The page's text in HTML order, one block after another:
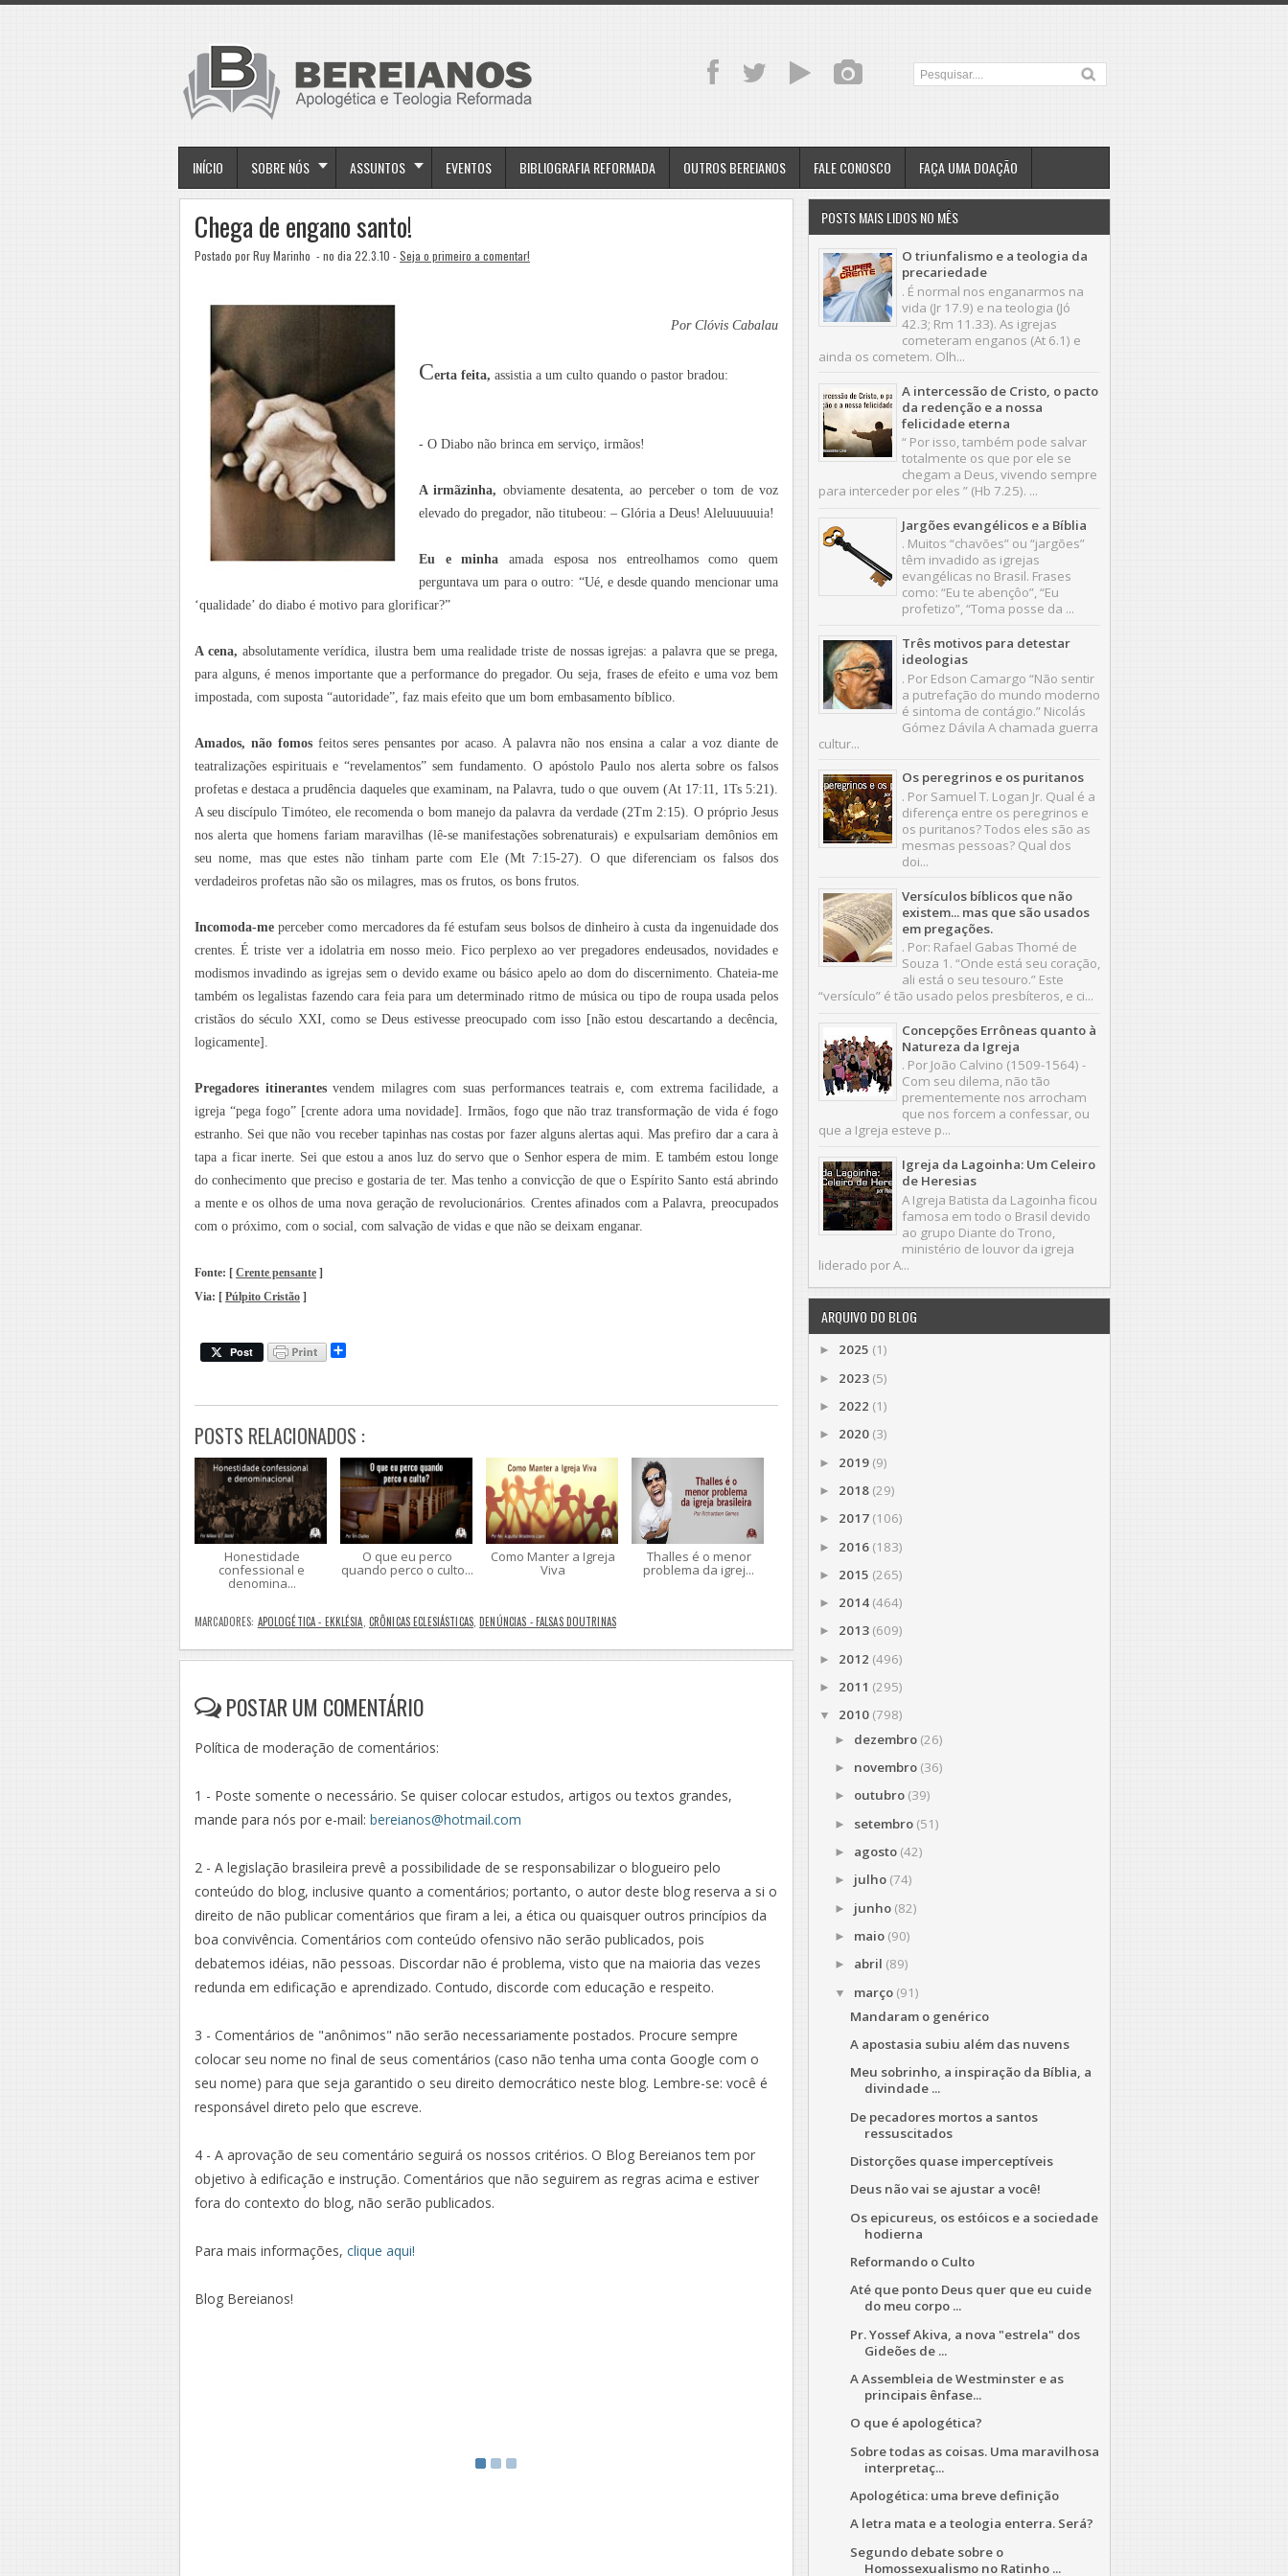
INÍCIO SOBRE NÓS ASSUNTOS EVENTOS BIBLIOGRAFIA REFORMADA OUTROS BEREIANOS FALE CONOSCO FAÇA UMA DOAÇÃO
Chega de engano santo!
Postado por Ruy Marinho - no dia 22.3.10 -Seja o primeiro a comentar!
Por Clóvis Cabalau
Certa feita, assistia a um culto quando o pastor bradou:
- O Diabo não brinca em serviço, irmãos!
A irmãzinha, obviamente desatenta, ao perceber o tom de voz
elevado do pregador, não titubeou: – Glória a Deus! Aleluuuuuia!
Eu e minha amada esposa nos entreolhamos como quem
perguntava um para o outro: “Ué, e desde quando mencionar uma
‘qualidade’ do diabo é motivo para glorificar?”
A cena, absolutamente verídica, ilustra bem uma realidade triste de nossas igrejas: a palavra que se prega,
para alguns, é menos importante que a performance do pregador. Ou seja, frases de efeito e uma voz bem
impostada, com suposta “autoridade”, faz mais efeito que um bom embasamento bíblico.
Amados, não fomosfeitos seres pensantes por acaso. A palavra não nos ensina a calar a voz diante de
teatralizações espirituais e “revelamentos” sem fundamento. O apóstolo Paulo nos alerta sobre os falsos
profetas e destaca a prudência daqueles que examinam, na Palavra, tudo o que ouvem (At 17:11, 1Ts 5:21).
A seu discípulo Timóteo, ele recomenda o bom manejo da palavra da verdade (2Tm 2:15). O próprio Jesus
nos alerta que homens fariam maravilhas (lê-se manifestações sobrenaturais) e expulsariam demônios em
seu nome, mas que estes não tinham parte com Ele (Mt 7:15-27). O que diferenciam os falsos dos
verdadeiros profetas não são os milagres, mas os frutos, os bons frutos.
Incomoda-me perceber como mercadores da fé estufam seus bolsos de dinheiro à custa da ingenuidade dos
crentes. É triste ver a idolatria em nosso meio. Fico perplexo ao ver pregadores endeusados, novidades e
modismos invadindo as igrejas sem o devido exame ou básico apelo ao dom do discernimento. Chateia-me
também os legalistas fazendo cara feia para um determinado ritmo de música ou tipo de roupa usada pelos
cristãos do século XXI, como se Deus estivesse preocupado com isso [não estou descartando a decência,
logicamente].
Pregadores itinerantesvendem milagres com suas performances teatrais e, com extrema facilidade, a
igreja “pega fogo” [crente adora uma novidade]. Irmãos, fogo que não traz transformação de vida é fogo
estranho. Sei que não vou receber tapinhas nas costas por fazer alguns alertas aqui. Mas prefiro dar a cara à
tapa a ficar inerte. Sei que estou a anos luz do servo que o Senhor espera de mim. E também estou longe
do conhecimento que preciso e gostaria de ter. Mas tenho a convicção de que o Espírito Santo está abrindo
a mente e os olhos de uma nova geração de revolucionários. Crentes afinados com a Palavra, preocupados
com o próximo, com o social, com salvação de vidas e que não se deixam enganar.
Fonte: [ Crente pensante ]
Via: [ Púlpito Cristão ]
Post
e
POSTS RELACIONADOS :
Honestidade
confessional e
denomina...
O que eu perco
quando perco o culto...
Como Manter a Igreja
Viva
Thalles é o menor
problema da igrej...
MARCADORES: APOLOGÉTICA - EKKLÉSIA CRÔNICAS ECLESIÁSTICAS,DENÚNCIAS - FALSAS DOUTRINAS
POSTAR UM COMENTÁRIO
Política de moderação de comentários:
1 - Poste somente o necessário. Se quiser colocar estudos, artigos ou textos grandes,
mande para nós por e-mail: bereianos@hotmail.com
2 - A legislação brasileira prevê a possibilidade de se responsabilizar o blogueiro pelo
conteúdo do blog, inclusive quanto a comentários; portanto, o autor deste blog reserva a si o
direito de não publicar comentários que firam a lei, a ética ou quaisquer outros princípios da
boa convivência. Comentários com conteúdo ofensivo não serão publicados, pois
debatemos idéias, não pessoas. Discordar não é problema, visto que na maioria das vezes
redunda em edificação e aprendizado. Contudo, discorde com educação e respeito.
3 - Comentários de "anônimos" não serão necessariamente postados. Procure sempre
colocar seu nome no final de seus comentários (caso não tenha uma conta Google com o
seu nome) para que seja garantido o seu direito democrático neste blog. Lembre-se: você é
responsável direto pelo que escreve.
4 - A aprovação de seu comentário seguirá os nossos critérios. O Blog Bereianos tem por
objetivo à edificação e instrução. Comentários que não seguirem as regras acima e estiver
fora do contexto do blog, não serão publicados.
Para mais informações, clique aqui!
Blog Bereianos!
POSTS MAIS LIDOS NO MÊS
O triunfalismo e a teologia da
precariedade
. É normal nos enganarmos na
vida (Jr 17.9) e na teologia (Jó
42.3; Rm 11.33). As igrejas
cometeram enganos (At 6.1) e
ainda os cometem. Olh...
A intercessão de Cristo, o pacto
da redenção e a nossa
felicidade eterna
“ Por isso, também pode salvar
totalmente os que por ele se
chegam a Deus, vivendo sempre
para interceder por eles ” (Hb 7.25). ...
Jargões evangélicos e a Bíblia
. Muitos “chavões” ou “jargões”
têm invadido as igrejas
evangélicas no Brasil. Frases
como: “Eu te abençôo”, “Eu
profetizo”, “Toma posse da ...
Três motivos para detestar
ideologias
. Por Edson Camargo “Não sentir
a putrefação do mundo moderno
é sintoma de contágio.” Nicolás
Gómez Dávila A chamada guerra
cultur...
Os peregrinos e os puritanos
. Por Samuel T. Logan Jr. Qual é a
diferença entre os peregrinos e
os puritanos? Todos eles são as
mesmas pessoas? Qual dos
doi...
Versículos bíblicos que não
existem... mas que são usados
em pregações.
. Por: Rafael Gabas Thomé de
Souza 1. “Onde está seu coração,
ali está o seu tesouro.” Este
“versículo” é tão usado pelos presbíteros, e ci...
Concepções Errôneas quanto à
Natureza da Igreja
. Por João Calvino (1509-1564) -
Com seu dilema, não tão
prementemente nos arrocham
que nos forcem a confessar, ou
que a Igreja esteve p...
Igreja da Lagoinha: Um Celeiro
de Heresias
A Igreja Batista da Lagoinha ficou
famosa em todo o Brasil devido
ao grupo Diante do Trono,
ministério de louvor da igreja
liderado por A...
ARQUIVO DO BLOG
► 2025 (1)
► 2023 (5)
► 2022 (1)
► 2020 (3)
► 2019 (9)
► 2018 (29)
► 2017 (106)
► 2016 (183)
► 2015 (265)
► 2014 (464)
► 2013 (609)
► 2012 (496)
► 2011 (295)
▼ 2010 (798)
► dezembro (26)
► novembro (36)
► outubro (39)
► setembro (51)
► agosto (42)
► julho (74)
► junho (82)
► maio (90)
► abril (89)
▼ março (91)
Mandaram o genérico
A apostasia subiu além das nuvens
Meu sobrinho, a inspiração da Bíblia, a
divindade ...
De pecadores mortos a santos
ressuscitados
Distorções quase imperceptíveis
Deus não vai se ajustar a você!
Os epicureus, os estóicos e a sociedade
hodierna
Reformando o Culto
Até que ponto Deus quer que eu cuide
do meu corpo ...
Pr. Yossef Akiva, a nova "estrela" dos
Gideões de ...
A Assembleia de Westminster e as
principais ênfase...
O que é apologética?
Sobre todas as coisas. Uma maravilhosa
interpretaç...
Apologética: uma breve definição
A letra mata e a teologia enterra. Será?
Segundo debate sobre o
Homossexualismo no Ratinho ...